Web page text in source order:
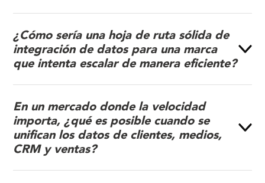
¿Cómo sería una hoja de ruta sólida de
integración de datos para una marca
que intenta escalar de manera eficiente?
En un mercado donde la velocidad
importa, ¿qué es posible cuando se
unifican los datos de clientes, medios,
CRM y ventas?